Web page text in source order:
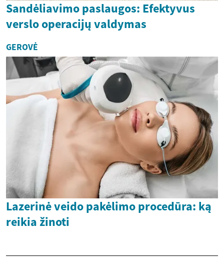
Sandėliavimo paslaugos: Efektyvus
verslo operacijų valdymas
GEROVĖ
Lazerinė veido pakėlimo procedūra: ką
reikia žinoti